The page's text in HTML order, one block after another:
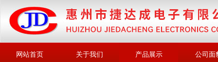
网站首页 关于我们 产品展示 公司面